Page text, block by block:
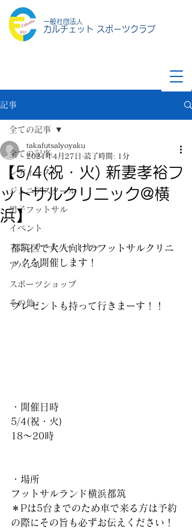
一般社団法人
カルチェット スポーツクラブ
記事
全ての記事
レディース
ジュニアスクール
男子フットサル
イベント
スポンサー&パートナー
アパレル
スポーツショップ
その他
全ての記事
【5/4(祝・火) 新妻孝裕フ
ットサルクリニック@横
浜】
takafutsalyoyaku
2021年4月27日 読了時間: 1分
都筑区で大人向けのフットサルクリニ
ックを開催します！
プレゼントも持って行きまーす！！
・開催日時
5/4(祝・火)
18〜20時
・場所
フットサルランド横浜都筑
＊Pは5台までのため車で来る方は予約
の際にその旨も必ずお伝えください！